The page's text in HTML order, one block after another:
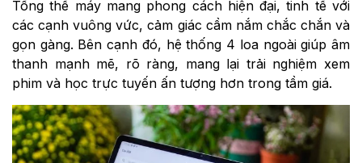
Tổng thể máy mang phong cách hiện đại, tinh tế với
các cạnh vuông vức, cảm giác cầm nắm chắc chắn và
gọn gàng. Bên cạnh đó, hệ thống 4 loa ngoài giúp âm
thanh mạnh mẽ, rõ ràng, mang lại trải nghiệm xem
phim và học trực tuyến ấn tượng hơn trong tầm giá.